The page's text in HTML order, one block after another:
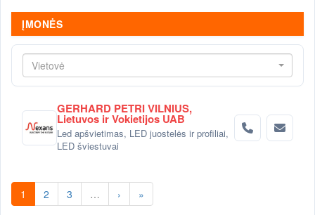
ĮMONĖS
Vietovė
GERHARD PETRI VILNIUS,
Lietuvos ir Vokietijos UAB
Led apšvietimas, LED juostelės ir profiliai,
LED šviestuvai
1 2 3 … › »